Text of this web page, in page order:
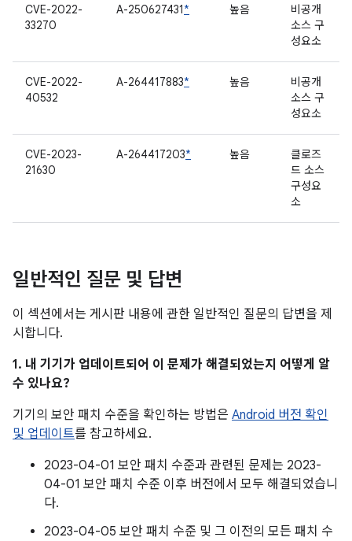
CVE-2022-
33270
A-250627431* 높음
비공개
소스 구
성요소
CVE-2022-
40532
A-264417883* 높음
비공개
소스 구
성요소
CVE-2023-
21630
A-264417203* 높음
클로즈
드 소스
구성요
소
일반적인 질문 및 답변
이 섹션에서는 게시판 내용에 관한 일반적인 질문의 답변을 제
시합니다.
1. 내 기기가 업데이트되어 이 문제가 해결되었는지 어떻게 알
수 있나요?
기기의 보안 패치 수준을 확인하는 방법은 Android 버전 확인
및 업데이트를 참고하세요.
2023-04-01 보안 패치 수준과 관련된 문제는 2023-
04-01 보안 패치 수준 이후 버전에서 모두 해결되었습니
다.
2023-04-05 보안 패치 수준 및 그 이전의 모든 패치 수